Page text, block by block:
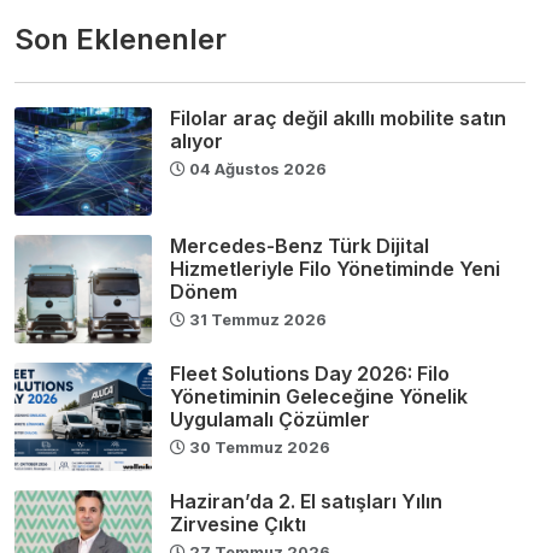
Son Eklenenler
Filolar araç değil akıllı mobilite satın
alıyor
04 Ağustos 2026
Mercedes-Benz Türk Dijital
Hizmetleriyle Filo Yönetiminde Yeni
Dönem
31 Temmuz 2026
Fleet Solutions Day 2026: Filo
Yönetiminin Geleceğine Yönelik
Uygulamalı Çözümler
30 Temmuz 2026
Haziran’da 2. El satışları Yılın
Zirvesine Çıktı